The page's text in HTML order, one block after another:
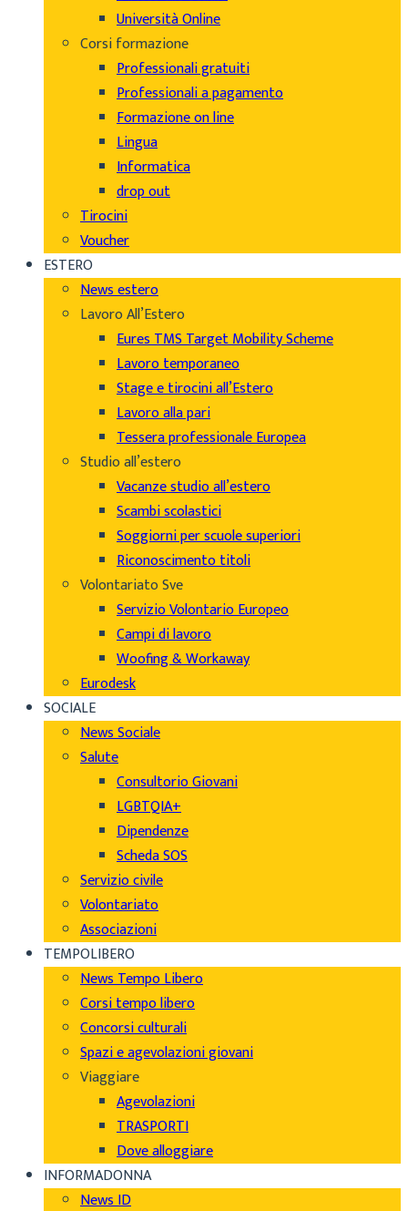
Università Online
Corsi formazione
Professionali gratuiti
Professionali a pagamento
Formazione on line
Lingua
Informatica
drop out
Tirocini
Voucher
ESTERO
News estero
Lavoro All’Estero
Eures TMS Target Mobility Scheme
Lavoro temporaneo
Stage e tirocini all’Estero
Lavoro alla pari
Tessera professionale Europea
Studio all’estero
Vacanze studio all’estero
Scambi scolastici
Soggiorni per scuole superiori
Riconoscimento titoli
Volontariato Sve
Servizio Volontario Europeo
Campi di lavoro
Woofing & Workaway
Eurodesk
SOCIALE
News Sociale
Salute
Consultorio Giovani
LGBTQIA+
Dipendenze
Scheda SOS
Servizio civile
Volontariato
Associazioni
TEMPOLIBERO
News Tempo Libero
Corsi tempo libero
Concorsi culturali
Spazi e agevolazioni giovani
Viaggiare
Agevolazioni
TRASPORTI
Dove alloggiare
INFORMADONNA
News ID